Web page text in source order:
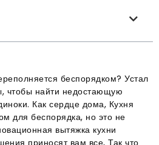
беспорядком? Устал
чтобы найти недостающую
Как сердце дома, Кухня
для беспорядка, но это не
вытяжка кухни
приносят вам все, Так что